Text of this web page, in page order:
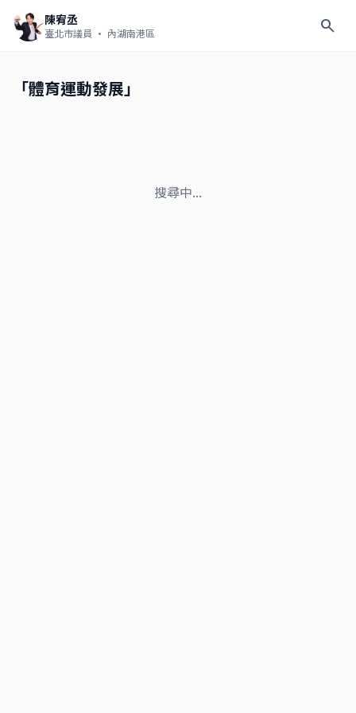
陳宥丞
臺北市議員 · 內湖南港區 search
「體育運動發展」
搜尋中...